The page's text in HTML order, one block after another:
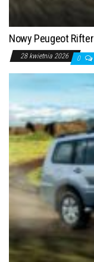
Nowy Peugeot Rifter
28 kwietnia 2026 0